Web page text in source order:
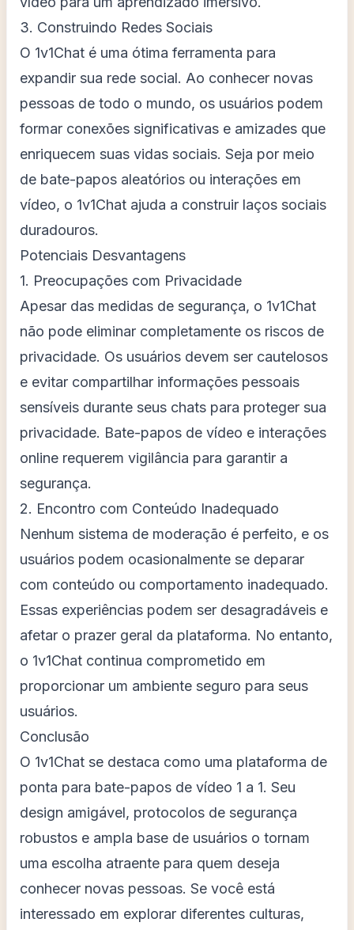
3. Construindo Redes Sociais
O 1v1Chat é uma ótima ferramenta para
expandir sua rede social. Ao conhecer novas
pessoas de todo o mundo, os usuários podem
formar conexões significativas e amizades que
enriquecem suas vidas sociais. Seja por meio
de bate-papos aleatórios ou interações em
vídeo, o 1v1Chat ajuda a construir laços sociais
duradouros.
Potenciais Desvantagens
1. Preocupações com Privacidade
Apesar das medidas de segurança, o 1v1Chat
não pode eliminar completamente os riscos de
privacidade. Os usuários devem ser cautelosos
e evitar compartilhar informações pessoais
sensíveis durante seus chats para proteger sua
privacidade. Bate-papos de vídeo e interações
online requerem vigilância para garantir a
segurança.
2. Encontro com Conteúdo Inadequado
Nenhum sistema de moderação é perfeito, e os
usuários podem ocasionalmente se deparar
com conteúdo ou comportamento inadequado.
Essas experiências podem ser desagradáveis e
afetar o prazer geral da plataforma. No entanto,
o 1v1Chat continua comprometido em
proporcionar um ambiente seguro para seus
usuários.
Conclusão
O 1v1Chat se destaca como uma plataforma de
ponta para bate-papos de vídeo 1 a 1. Seu
design amigável, protocolos de segurança
robustos e ampla base de usuários o tornam
uma escolha atraente para quem deseja
conhecer novas pessoas. Se você está
interessado em explorar diferentes culturas,